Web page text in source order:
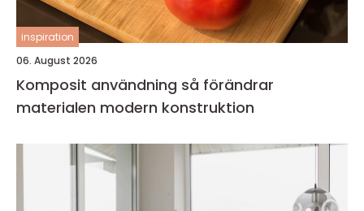
inspiration
06. August 2026
Komposit användning så förändrar
materialen modern konstruktion